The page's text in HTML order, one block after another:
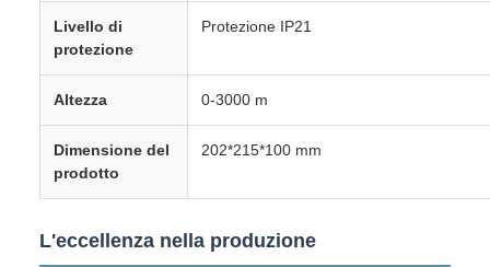
Livello di
protezione
Protezione IP21
Altezza 0-3000 m
Dimensione del
prodotto
202*215*100 mm
L'eccellenza nella produzione